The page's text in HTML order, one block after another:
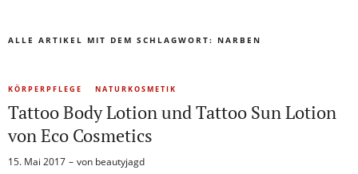
ALLE ARTIKEL MIT DEM SCHLAGWORT: NARBEN
KÖRPERPFLEGE NATURKOSMETIK
Tattoo Body Lotion und Tattoo Sun Lotion
von Eco Cosmetics
15. Mai 2017 von beautyjagd